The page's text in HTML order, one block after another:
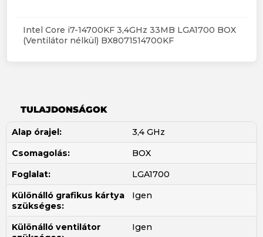
Intel Core i7-14700KF 3,4GHz 33MB LGA1700 BOX
(Ventilátor nélkül) BX8071514700KF
TULAJDONSÁGOK
Alap órajel:
3,4 GHz
Csomagolás:
BOX
Foglalat:
LGA1700
Különálló grafikus kártya
szükséges:
Igen
Különálló ventilátor
Igen